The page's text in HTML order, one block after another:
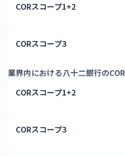
CORスコープ1+2
CORスコープ3
業界内における八十二銀行の
CORスコープ1+2
CORスコープ3